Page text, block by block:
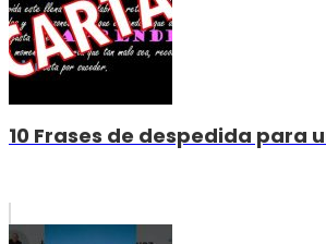
10 Frases de despedida para